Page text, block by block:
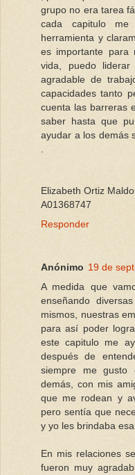
grupo no era tarea
cada capitulo
herramienta y
es importante
vida, puedo
agradable de
capacidades tanto
cuenta las barreras
saber hasta que
ayudar a los demás
Elizabeth Ortiz
A01368747
Responder
Anónimo 19 de
A medida que
enseñando
mismos, nuestras
para así poder
este capitulo me
después de
siempre me gusto
demás, con mis
que me rodean y
pero sentía que
y yo les brindaba
En mis relaciones
fueron muy